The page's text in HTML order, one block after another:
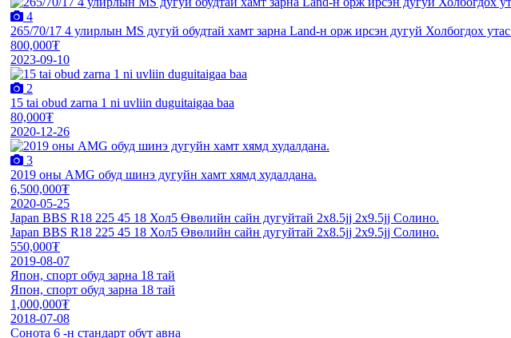
4
265/70/17 4 улирлын MS дугуй обудтай хамт зарна Land-н орж ирсэн дугуй Холбогдох
800,000₮
2023-09-10
2
15 tai obud zarna 1 ni uvliin duguitaigaa baa
80,000₮
2020-12-26
3
2019 оны AMG обуд шинэ дугуйн хамт хямд худалдана.
6,500,000₮
2020-05-25
Japan BBS R18 225 45 18 Хол5 Өвөлийн сайн дугуйтай 2х8.5jj 2x9.5jj Солино.
Japan BBS R18 225 45 18 Хол5 Өвөлийн сайн дугуйтай 2х8.5jj 2x9.5jj Солино.
550,000₮
2019-08-07
Япон, спорт обуд зарна 18 тай
Япон, спорт обуд зарна 18 тай
1,000,000₮
2018-07-08
Сонота 6 -н стандарт обут авна